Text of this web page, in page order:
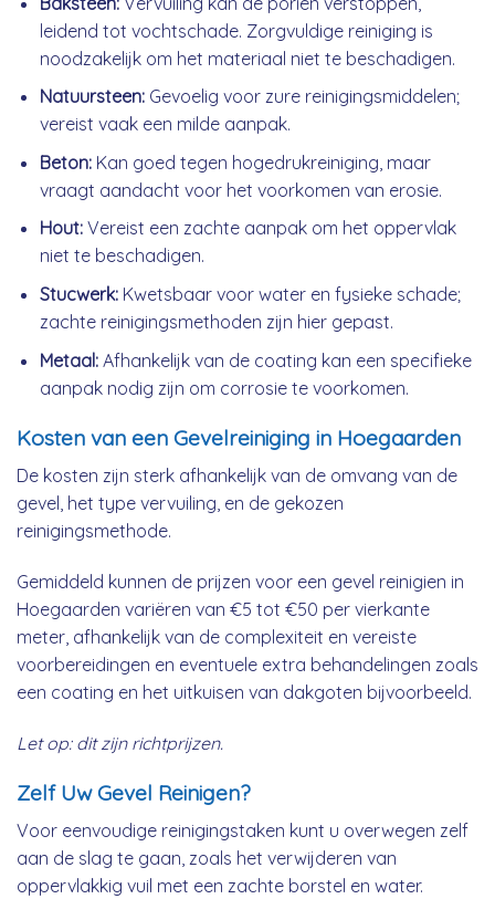
leidend tot vochtschade. Zorgvuldige reiniging is
noodzakelijk om het materiaal niet te beschadigen.
Natuursteen:Gevoelig voor zure reinigingsmiddelen;
vereist vaak een milde aanpak.
Beton:Kan goed tegen hogedrukreiniging, maar
vraagt aandacht voor het voorkomen van erosie.
Hout:Vereist een zachte aanpak om het oppervlak
niet te beschadigen.
Stucwerk:Kwetsbaar voor water en fysieke schade;
zachte reinigingsmethoden zijn hier gepast.
Metaal:Afhankelijk van de coating kan een specifieke
aanpak nodig zijn om corrosie te voorkomen.
Kosten van een Gevelreiniging in Hoegaarden
De kosten zijn sterk afhankelijk van de omvang van de
gevel, het type vervuiling, en de gekozen
reinigingsmethode.
Gemiddeld kunnen de prijzen voor een gevel reinigien in
Hoegaarden variëren van €5 tot €50 per vierkante
meter, afhankelijk van de complexiteit en vereiste
voorbereidingen en eventuele extra behandelingen zoals
een coating en het uitkuisen van dakgoten bijvoorbeeld.
Let op: dit zijn richtprijzen.
Zelf Uw Gevel Reinigen?
Voor eenvoudige reinigingstaken kunt u overwegen zelf
aan de slag te gaan, zoals het verwijderen van
oppervlakkig vuil met een zachte borstel en water.